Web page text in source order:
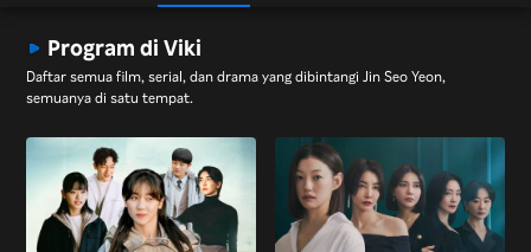
Program di Viki
Daftar semua film, serial, dan drama yang dibintangi Jin Seo Yeon,
semuanya di satu tempat.